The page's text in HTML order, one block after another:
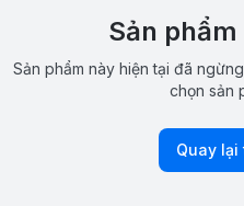
Sản
Sản phẩm này hiện tại đã
chọn sản
Quay lại